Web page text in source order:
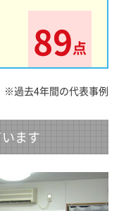
89点
※過去4年間の代表事例
ます